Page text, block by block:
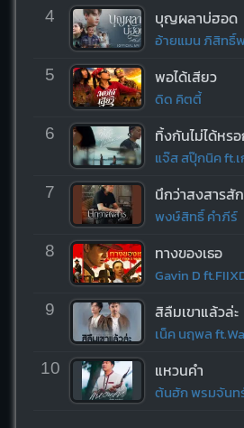
4 บุญผลาบ่ฮอด
อ้ายแมน ภิสิทธิ์
5 พอได้เสียว
ดิด คิตตี้
6 ทิ้งกันไม่ได้หร
แจ๊ส สปุ๊กนิค ft.
7 นึกว่าสงสารสั
พงษ์สิทธิ์ คำภีร์
8 ทางของเธอ
9 สิลืมเขาแล้วล่ะ
เน็ค นฤพล
10 แหวนคำ
ต้นฮัก พรมจันท